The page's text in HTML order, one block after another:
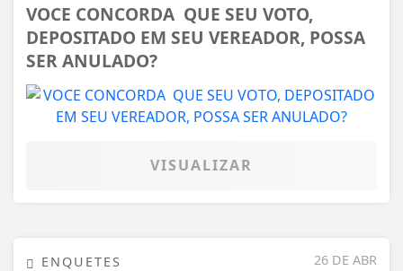
VOCE CONCORDA QUE SEU VOTO,
DEPOSITADO EM SEU VEREADOR, POSSA
SER ANULADO?
VISUALIZAR
26 DE ABR
ENQUETES